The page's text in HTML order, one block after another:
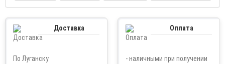
Доставка
По Луганску
Оплата
- наличными при получении